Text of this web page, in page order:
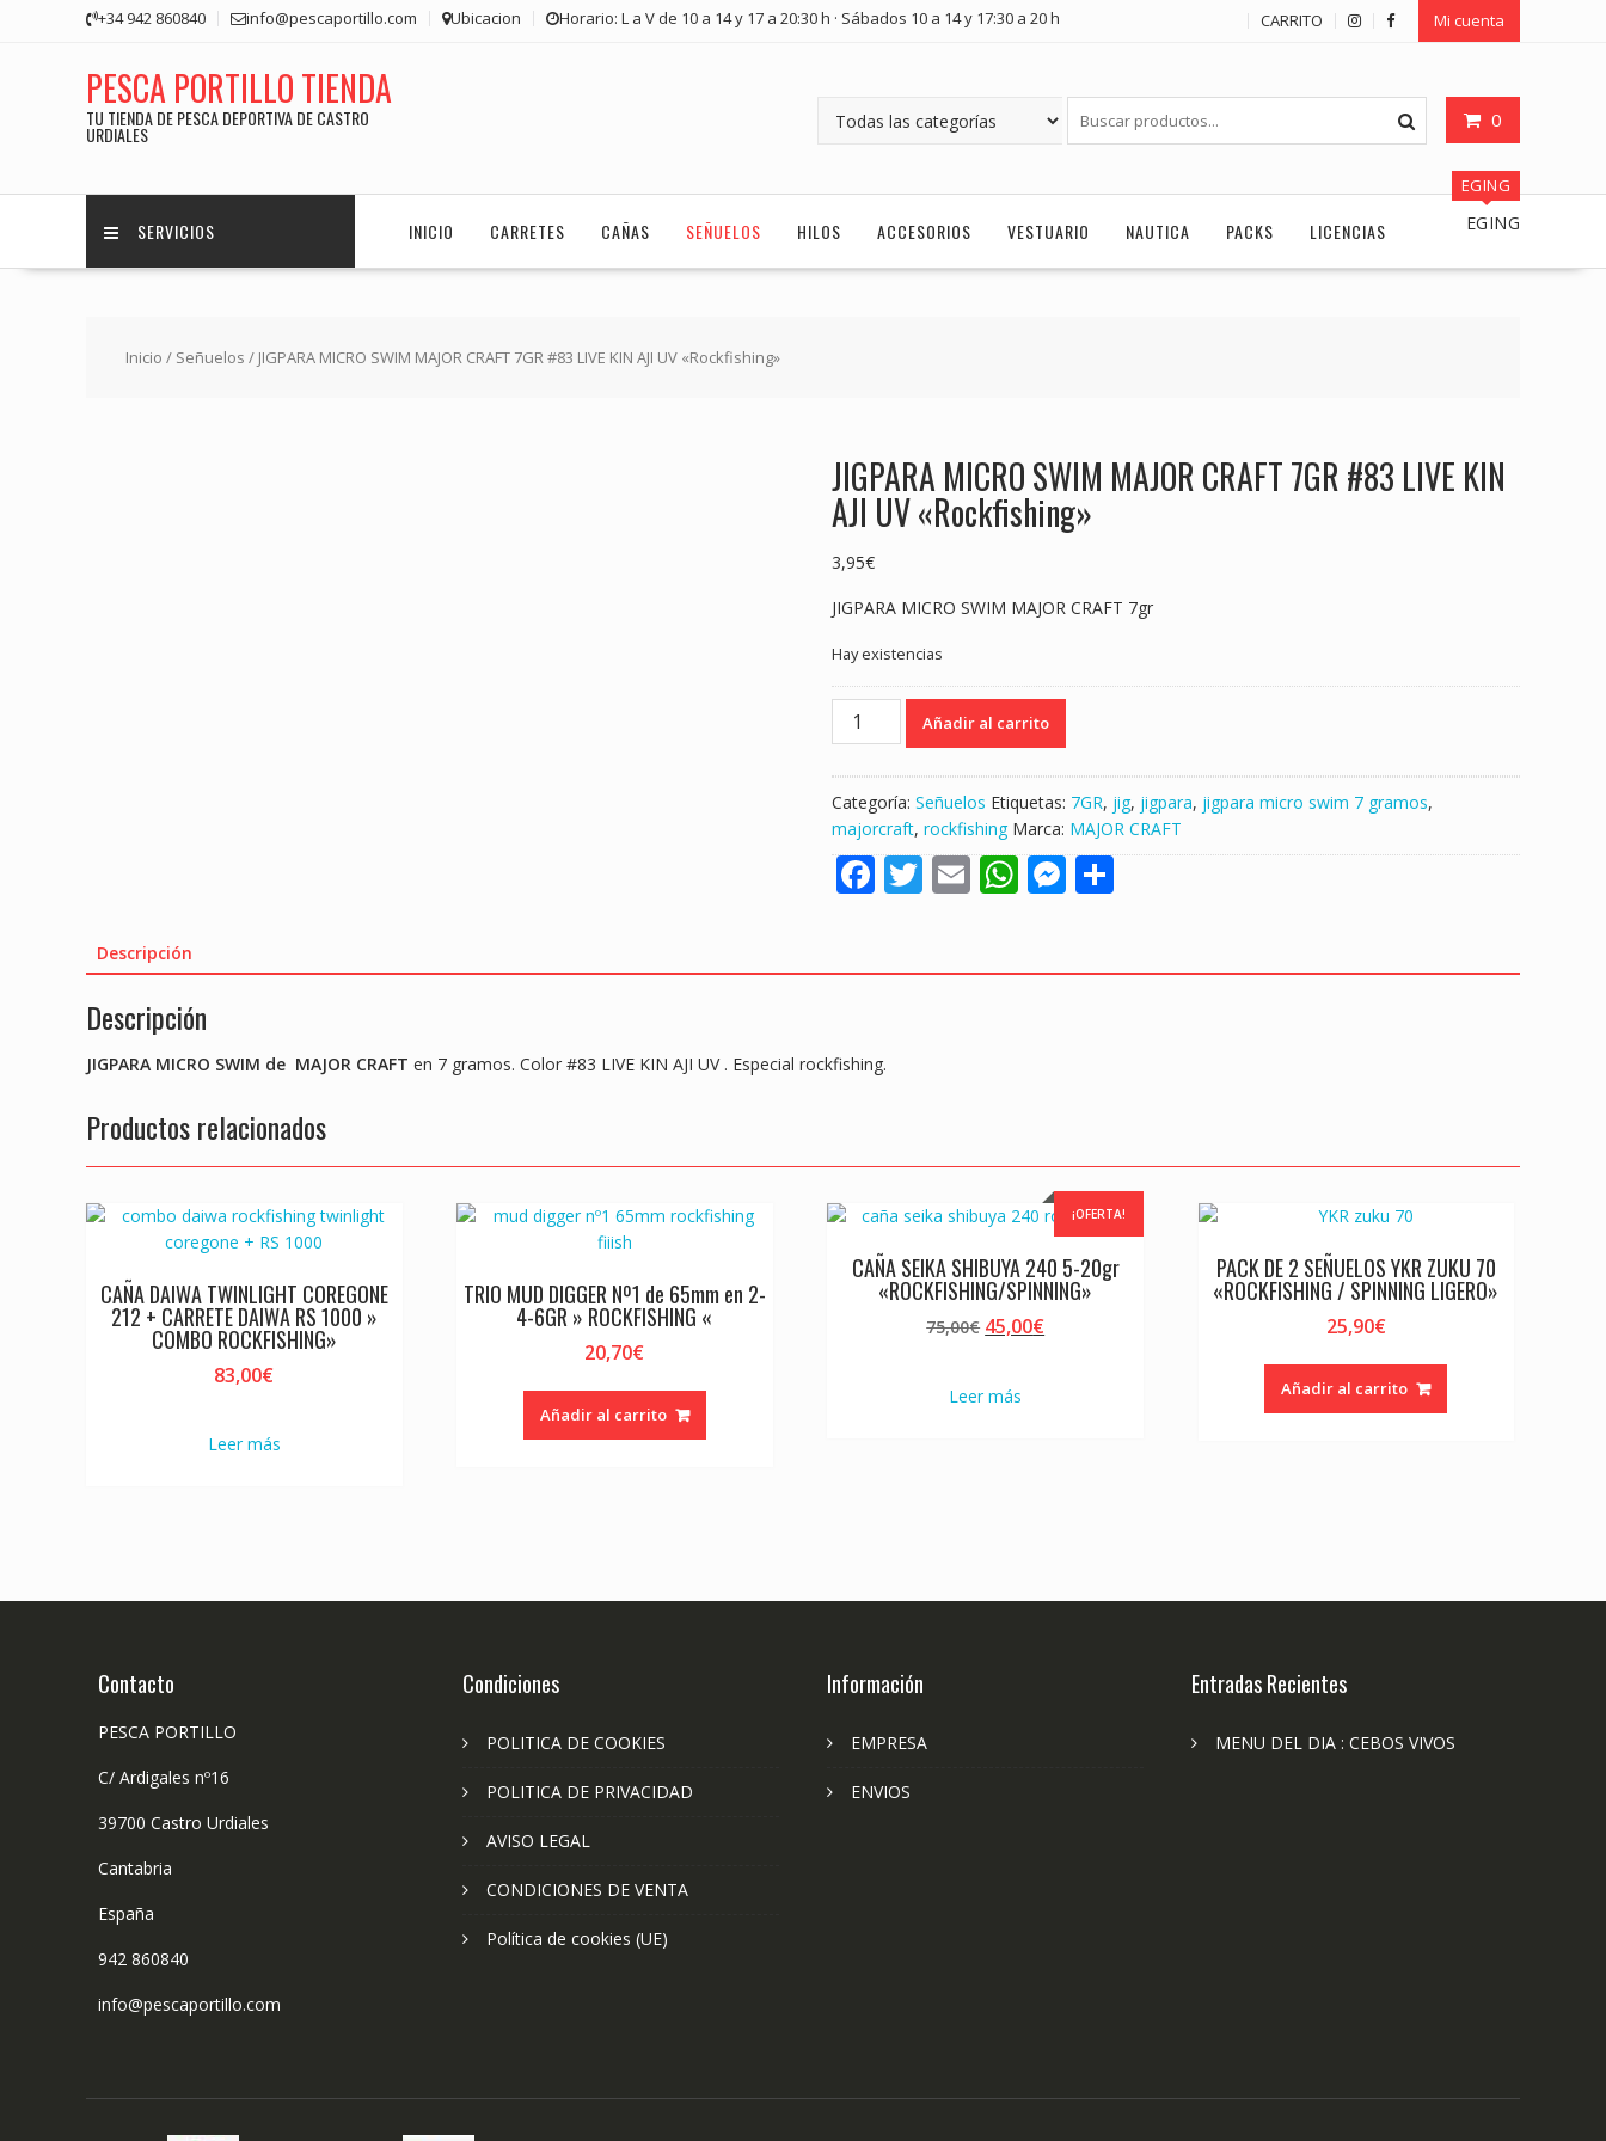
+34 942 860840 info@pescaportillo.com Ubicacion Horario: L a V de 10 a 14 y 17 a 20:30 h · Sábados 10 a 14 y 17:30 a 20 h CARRITO Mi cuenta
PESCA PORTILLO TIENDA
TU TIENDA DE PESCA DEPORTIVA DE CASTRO
URDIALES
0
SERVICIOS INICIO CARRETES CAÑAS SEÑUELOS HILOS ACCESORIOS VESTUARIO NAUTICA PACKS LICENCIAS
EGING
EGING
Inicio / Señuelos / JIGPARA MICRO SWIM MAJOR CRAFT 7GR #83 LIVE KIN AJI UV «Rockfishing»
JIGPARA MICRO SWIM MAJOR CRAFT 7GR #83 LIVE KIN
AJI UV «Rockfishing»
3,95€
JIGPARA MICRO SWIM MAJOR CRAFT 7gr
Hay existencias
JIGPARA
MICRO
CRAFT
7GR
#83
LIVE
UV
Añadir al carrito
Categoría: Señuelos Etiquetas: 7GR, jig, jigpara, jigpara micro swim 7 gramos,
majorcraft, rockfishing Marca: MAJOR CRAFT
F
b
o
T
er
E
l
W
s
M
e e
Descripción
Descripción
JIGPARA MICRO SWIM de MAJOR CRAFT en 7 gramos. Color #83 LIVE KIN AJI UV . Especial rockfishing.
Productos relacionados
CAÑA DAIWA TWINLIGHT COREGONE
212 + CARRETE DAIWA RS 1000 »
COMBO ROCKFISHING»
83,00€
Leer más
TRIO MUD DIGGER Nº1 de 65mm en 2-
4-6GR » ROCKFISHING «
20,70€
Añadir al carrito
¡OFERTA!
CAÑA SEIKA SHIBUYA 240 5-20gr
«ROCKFISHING/SPINNING»
75,00€ El
era:
45,00€El
Leer más
PACK DE 2 SEÑUELOS YKR ZUKU 70
«ROCKFISHING / SPINNING LIGERO»
25,90€
Añadir al carrito
Contacto
PESCA PORTILLO
C/ Ardigales nº16
39700 Castro Urdiales
Cantabria
España
942 860840
info@pescaportillo.com
Condiciones
POLITICA DE COOKIES
POLITICA DE PRIVACIDAD
AVISO LEGAL
CONDICIONES DE VENTA
Política de cookies (UE)
Información
EMPRESA
ENVIOS
Entradas Recientes
MENU DEL DIA : CEBOS VIVOS